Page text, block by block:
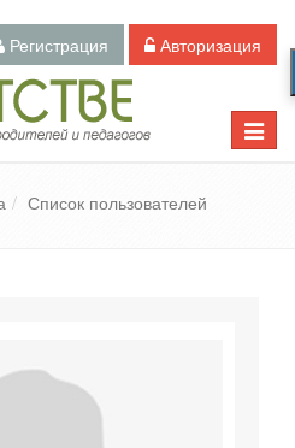
Регистрация Авторизация
Toggle
Список пользователей